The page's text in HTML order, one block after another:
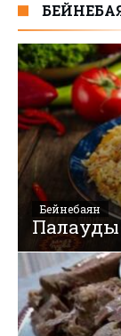
Бейнебаян
Палауды